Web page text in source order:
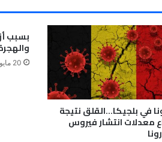
في بلجيكا…القلق نتيجة
معدلات انتشار فيروس
بسبب
20 مايو، 2020